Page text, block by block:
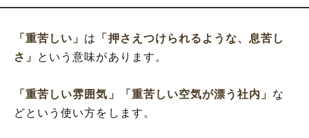
「重苦しい」 は
「押さえつけられるような、息苦し
さ」
という意味があります。
「重苦しい雰囲気」 「重苦しい空気が漂う社内」 な
どという使い方をします。